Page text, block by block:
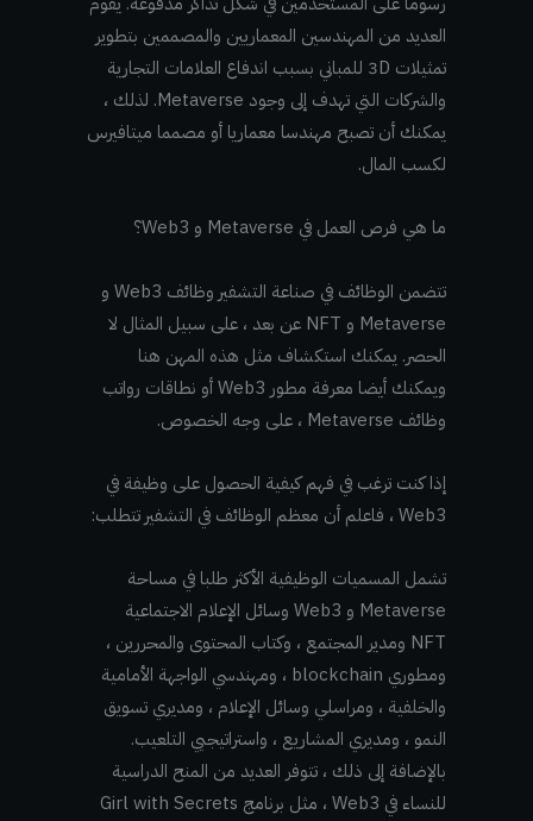
العديد من المهندسين المعماريين والمصممين بتطوير
تمثيلات 3D للمباني بسبب اندفاع العلامات التجارية
والشركات التي تهدف إلى وجود Metaverse. لذلك ،
يمكنك أن تصبح مهندسا معماريا أو مصمما ميتافيرس
لكسب المال.
ما هي فرص العمل في Metaverse و Web3؟
تتضمن الوظائف في صناعة التشفير وظائف Web3 و
Metaverse و NFT عن بعد ، على سبيل المثال لا
الحصر. يمكنك استكشاف مثل هذه المهن هنا
ويمكنك أيضا معرفة مطور Web3 أو نطاقات رواتب
وظائف Metaverse ، على وجه الخصوص.
إذا كنت ترغب في فهم كيفية الحصول على وظيفة في
Web3 ، فاعلم أن معظم الوظائف في التشفير تتطلب:
تشمل المسميات الوظيفية الأكثر طلبا في مساحة
Metaverse و Web3 وسائل الإعلام الاجتماعية
NFT ومدير المجتمع ، وكتاب المحتوى والمحررين ،
ومطوري blockchain ، ومهندسي الواجهة الأمامية
والخلفية ، ومراسلي وسائل الإعلام ، ومديري تسويق
النمو ، ومديري المشاريع ، واستراتيجيي التلعيب.
بالإضافة إلى ذلك ، تتوفر العديد من المنح الدراسية
للنساء في Web3 ، مثل برنامج Girl with Secrets